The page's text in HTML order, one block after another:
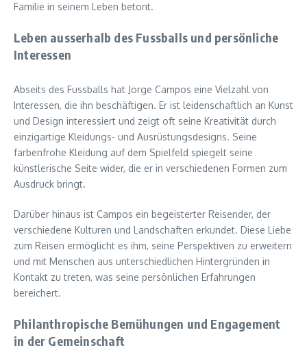
Familie in seinem Leben betont.
Leben ausserhalb des Fussballs und persönliche
Interessen
Abseits des Fussballs hat Jorge Campos eine Vielzahl von
Interessen, die ihn beschäftigen. Er ist leidenschaftlich an Kunst
und Design interessiert und zeigt oft seine Kreativität durch
einzigartige Kleidungs- und Ausrüstungsdesigns. Seine
farbenfrohe Kleidung auf dem Spielfeld spiegelt seine
künstlerische Seite wider, die er in verschiedenen Formen zum
Ausdruck bringt.
Darüber hinaus ist Campos ein begeisterter Reisender, der
verschiedene Kulturen und Landschaften erkundet. Diese Liebe
zum Reisen ermöglicht es ihm, seine Perspektiven zu erweitern
und mit Menschen aus unterschiedlichen Hintergründen in
Kontakt zu treten, was seine persönlichen Erfahrungen
bereichert.
Philanthropische Bemühungen und Engagement
in der Gemeinschaft